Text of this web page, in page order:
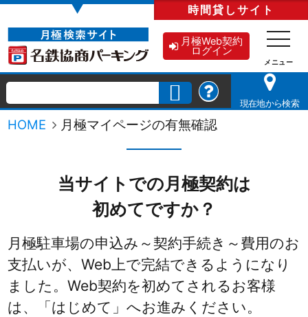
▼ 時間貸しサイト
月極Web契約
ログイン
現在地から検索
HOME 月極マイページの有無確認
当サイトでの月極契約は
初めてですか？
月極駐車場の申込み～契約手続き～費用のお
支払いが、Web上で完結できるようになり
ました。Web契約を初めてされるお客様
は、「はじめて」へお進みください。